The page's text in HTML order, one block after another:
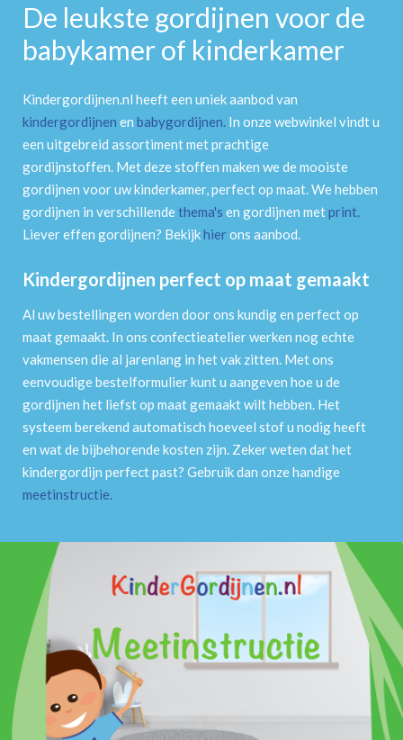
De leukste gordijnen voor de
babykamer of kinderkamer
Kindergordijnen.nl heeft een uniek aanbod van
kindergordijnen en babygordijnen. In onze webwinkel vindt u
een uitgebreid assortiment met prachtige
gordijnstoffen. Met deze stoffen maken we de mooiste
gordijnen voor uw kinderkamer, perfect op maat. We hebben
gordijnen in verschillendethema's en gordijnen metprint.
Liever effen gordijnen? Bekijkhierons aanbod.
Kindergordijnen perfect op maat gemaakt
Al uw bestellingen worden door ons kundig en perfect op
maat gemaakt. In ons confectieatelier werken nog echte
vakmensen die al jarenlang in het vak zitten. Met ons
eenvoudige bestelformulier kunt u aangeven hoe u de
gordijnen het liefst op maat gemaakt wilt hebben. Het
systeem berekend automatisch hoeveel stof u nodig heeft
en wat de bijbehorende kosten zijn. Zeker weten dat het
kindergordijn perfect past? Gebruik dan onze handige
meetinstructie.